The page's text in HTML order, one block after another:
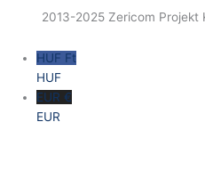
2013-2025 Zericom
HUF Ft
HUF
EUR €
EUR